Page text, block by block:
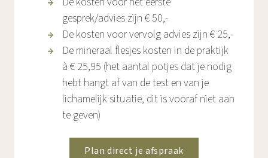
gesprek/advies zijn € 50,-
De kosten voor vervolg advies zijn € 25,-
De mineraal flesjes kosten in de praktijk
à € 25,95 (het aantal potjes dat je nodig
hebt hangt af van de test en van je
lichamelijk situatie, dit is vooraf niet aan
te geven)
Plan direct je afspraak